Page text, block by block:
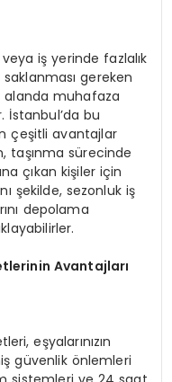
iş yerinde fazlalık
gereken
alanda muhafaza
bu
çeşitli avantajlar
taşınma sürecinde
çıkan kişiler için
şekilde, sezonluk iş
depolama
Avantajları
eşyalarınızın
güvenlik önlemleri